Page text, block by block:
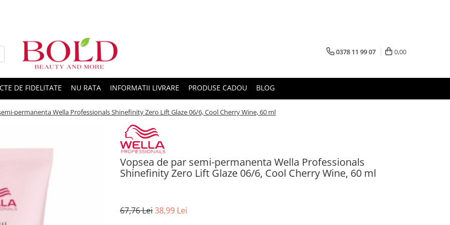
0378 11 99 07 0,00
DE FIDELITATE NU RATA INFORMATII LIVRARE PRODUSE CADOU BLOG
permanenta Wella Professionals Shinefinity Zero Lift Glaze 06/6, Cool Cherry Wine, 60 ml
Vopsea de par semi-permanenta Wella Professionals
Shinefinity Zero Lift Glaze 06/6, Cool Cherry Wine, 60 ml
67,76 Lei38,99 Lei